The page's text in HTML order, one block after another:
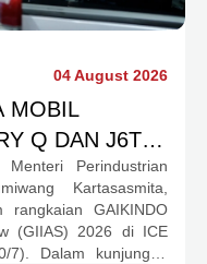
04 August 2026
MOBIL
Q DAN J6T
DI GIIAS
Perindustrian
Kartasasmita,
rangkaian GAIKINDO
(GIIAS) 2026 di ICE
Dalam kunjungan